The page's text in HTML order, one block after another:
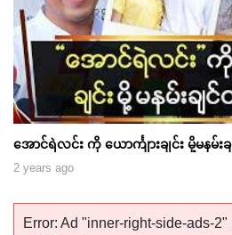
အောင်ရဲလင်း ကို ယောင်္ကျားချင်း မို့မနမ်း
2 years ago
Error: Ad "inner-right-side-ads-2"